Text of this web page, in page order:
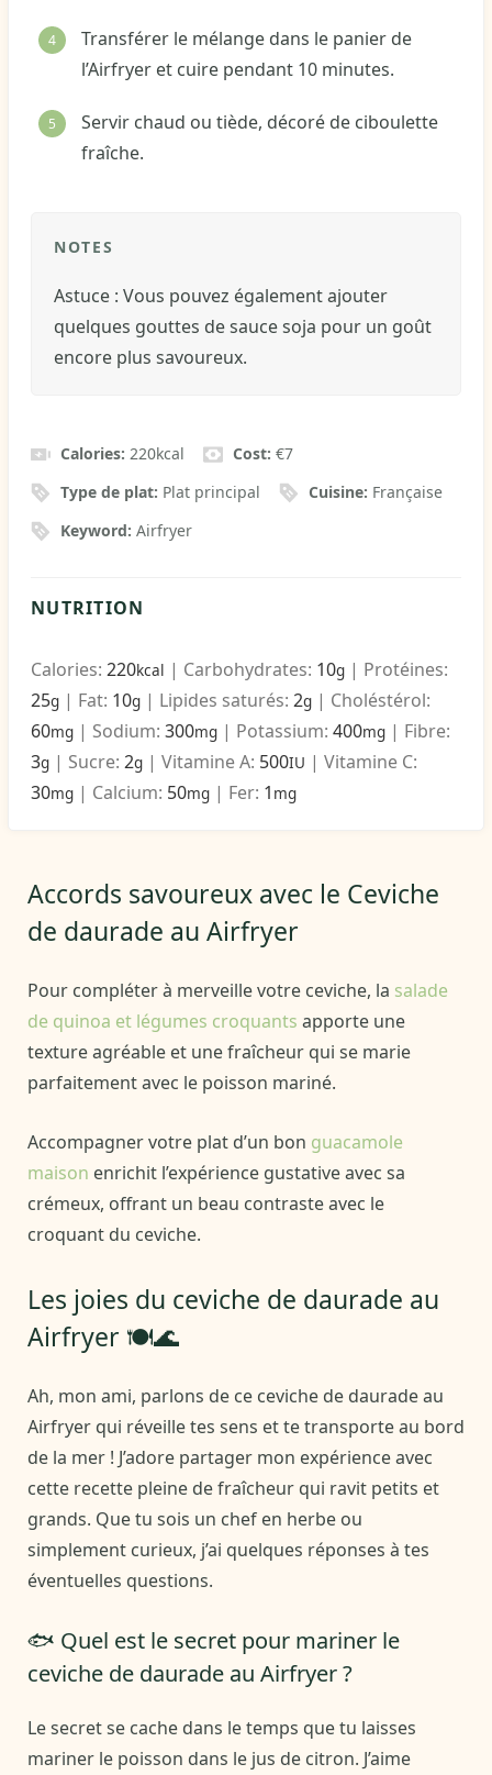
Transférer le mélange dans le panier de
l’Airfryer et cuire pendant 10 minutes.
Servir chaud ou tiède, décoré de ciboulette
fraîche.
NOTES
Astuce : Vous pouvez également ajouter
quelques gouttes de sauce soja pour un goût
encore plus savoureux.
Calories:220kcal Cost:€7
Type de plat: Plat principal Cuisine: Française
Keyword:Airfryer
NUTRITION
Calories: 220kcal | Carbohydrates: 10g | Protéines:
25g | Fat: 10g | Lipides saturés: 2g | Choléstérol:
60mg | Sodium: 300mg | Potassium: 400mg | Fibre:
3g | Sucre: 2g | Vitamine A: 500IU | Vitamine C:
30mg | Calcium: 50mg | Fer: 1 mg
Accords savoureux avec le Ceviche
de daurade au Airfryer
Pour compléter à merveille votre ceviche, la salade
de quinoa et légumes croquants apporte une
texture agréable et une fraîcheur qui se marie
parfaitement avec le poisson mariné.
Accompagner votre plat d’un bon guacamole
maison enrichit l’expérience gustative avec sa
crémeux, offrant un beau contraste avec le
croquant du ceviche.
Les joies du ceviche de daurade au
Airfryer 🍽️🌊
Ah, mon ami, parlons de ce ceviche de daurade au
Airfryer qui réveille tes sens et te transporte au bord
de la mer ! J’adore partager mon expérience avec
cette recette pleine de fraîcheur qui ravit petits et
grands. Que tu sois un chef en herbe ou
simplement curieux, j’ai quelques réponses à tes
éventuelles questions.
🐟 Quel est le secret pour mariner le
ceviche de daurade au Airfryer ?
Le secret se cache dans le temps que tu laisses
mariner le poisson dans le jus de citron. J’aime